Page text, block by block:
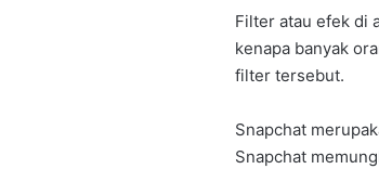
Filter atau efek di
kenapa banyak
filter tersebut.
Snapchat
Snapchat